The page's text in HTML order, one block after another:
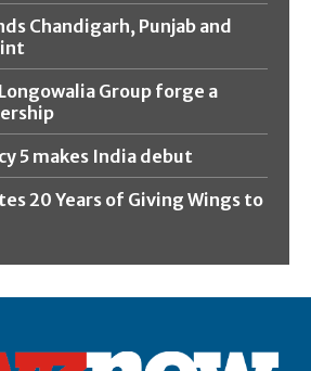
Chandigarh, Punjab and
Group forge a
5 makes India debut
20 Years of Giving Wings to